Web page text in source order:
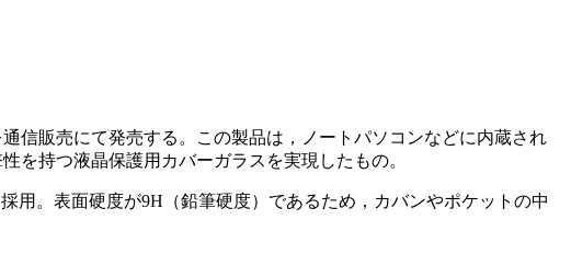
信販売にて発売する。この製品は，ノートパソコンなどに内蔵され
を持つ液晶保護用カバーガラスを実現したもの。
用。表面硬度が9H（鉛筆硬度）であるため，カバンやポケットの中